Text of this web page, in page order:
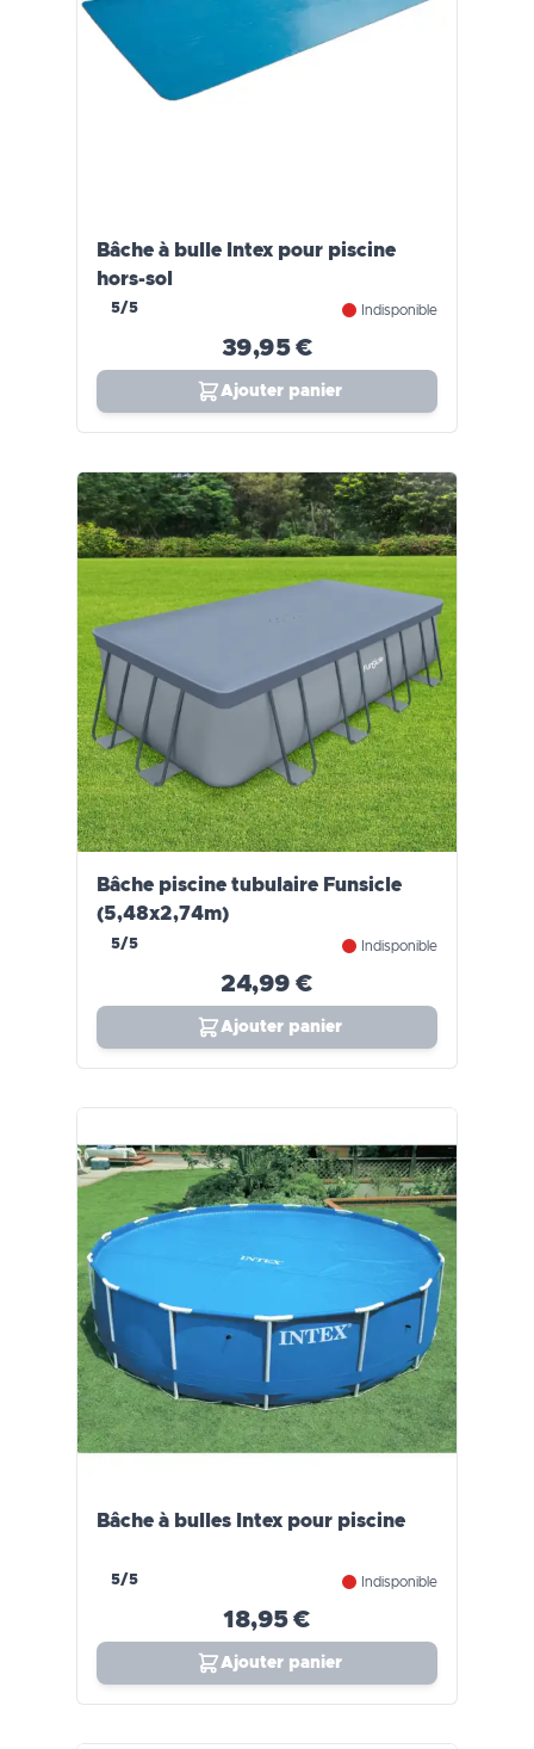
Bâche à bulle Intex pour piscine
hors-sol
5/5 Indisponible
39,95 €
Ajouter panier
Bâche piscine tubulaire Funsicle
(5,48x2,74m)
5/5 Indisponible
24,99 €
Ajouter panier
Bâche à bulles Intex pour piscine
5/5 Indisponible
18,95 €
Ajouter panier